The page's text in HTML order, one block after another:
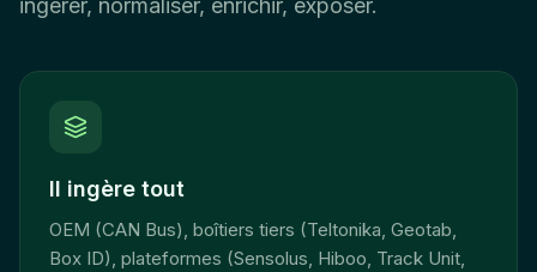
ingérer, normaliser, enrichir, exposer.
Il ingère tout
OEM (CAN Bus), boîtiers tiers (Teltonika, Geotab,
Box ID), plateformes (Sensolus, Hiboo, Track Unit,